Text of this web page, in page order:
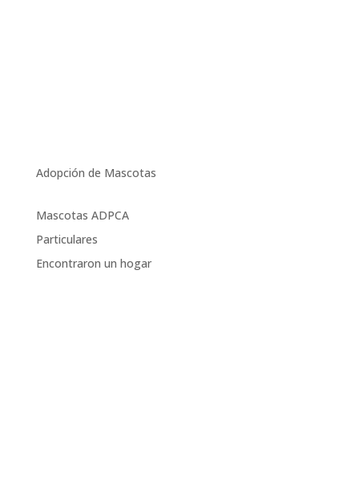
Adopción de Mascotas
Mascotas ADPCA
Particulares
Encontraron un hogar